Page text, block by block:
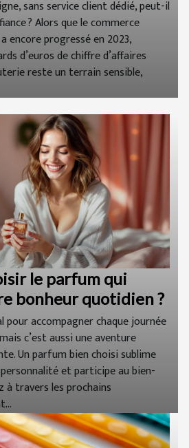
sans service client dédié, peut-il
? Alors que le commerce
encore progressé en 2023,
d’euros de chiffre d’affaires
reste un terrain sensible,
le parfum qui
bonheur quotidien ?
pour accompagner chaque journée
c’est aussi une aventure
Un parfum bien choisi sublime
et participe au bien-
à travers les prochains